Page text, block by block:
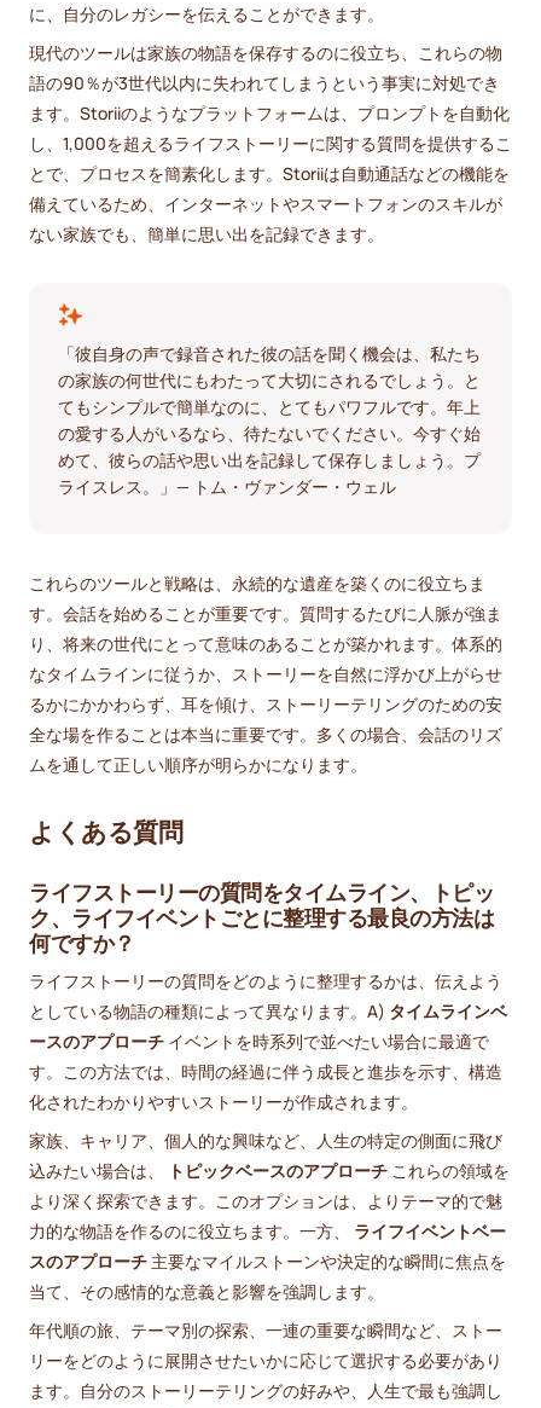
に、自分のレガシーを伝えることができます。
現代のツールは家族の物語を保存するのに役立ち、これらの物
語の90％が3世代以内に失われてしまうという事実に対処でき
ます。Storiiのようなプラットフォームは、プロンプトを自動化
し、1,000を超えるライフストーリーに関する質問を提供するこ
とで、プロセスを簡素化します。Storiiは自動通話などの機能を
備えているため、インターネットやスマートフォンのスキルが
ない家族でも、簡単に思い出を記録できます。
「彼自身の声で録音された彼の話を聞く機会は、私たち
の家族の何世代にもわたって大切にされるでしょう。と
てもシンプルで簡単なのに、とてもパワフルです。年上
の愛する人がいるなら、待たないでください。今すぐ始
めて、彼らの話や思い出を記録して保存しましょう。プ
ライスレス。」— トム・ヴァンダー・ウェル
これらのツールと戦略は、永続的な遺産を築くのに役立ちま
す。会話を始めることが重要です。質問するたびに人脈が強ま
り、将来の世代にとって意味のあることが築かれます。体系的
なタイムラインに従うか、ストーリーを自然に浮かび上がらせ
るかにかかわらず、耳を傾け、ストーリーテリングのための安
全な場を作ることは本当に重要です。多くの場合、会話のリズ
ムを通して正しい順序が明らかになります。
よくある質問
ライフストーリーの質問をタイムライン、トピッ
ク、ライフイベントごとに整理する最良の方法は
何ですか？
ライフストーリーの質問をどのように整理するかは、伝えよう
としている物語の種類によって異なります。A) タイムラインベ
ースのアプローチ イベントを時系列で並べたい場合に最適で
す。この方法では、時間の経過に伴う成長と進歩を示す、構造
化されたわかりやすいストーリーが作成されます。
家族、キャリア、個人的な興味など、人生の特定の側面に飛び
込みたい場合は、
トピックベースのアプローチ これらの領域を
より深く探索できます。このオプションは、よりテーマ的で魅
力的な物語を作るのに役立ちます。一方、 ライフイベントベー
スのアプローチ 主要なマイルストーンや決定的な瞬間に焦点を
当て、その感情的な意義と影響を強調します。
年代順の旅、テーマ別の探索、一連の重要な瞬間など、ストー
リーをどのように展開させたいかに応じて選択する必要があり
ます。自分のストーリーテリングの好みや、人生で最も強調し